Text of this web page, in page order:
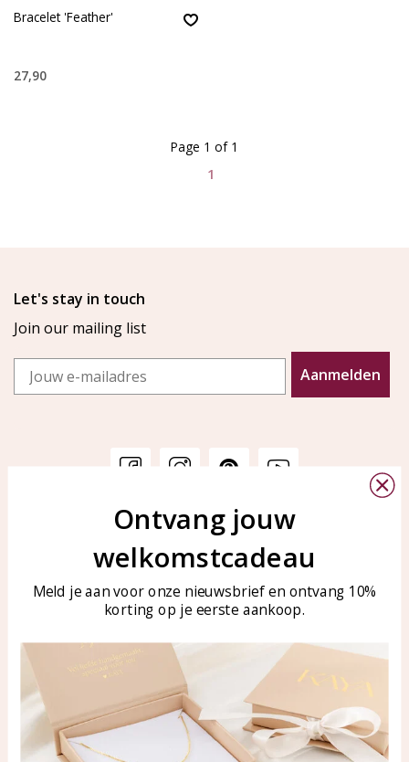
Bracelet 'Feather'
27,90
1
Page 1 of 1
Let's stay in touch
Join our mailing list
Email
Aanmelden
Customer service
Customer service
Care for your jewelry
KAYA Sieraden
Bellen of WhatsApp Ma-Vr
Tel: 0850003187
WhatsApp: 0850003187
klantenservice@kayasierade
Products KAYA Sieraden
Ontvang jouw
welkomstcadeau
Meld je aan voor onze nieuwsbrief en ontvang 10%
korting op je eerste aankoop.